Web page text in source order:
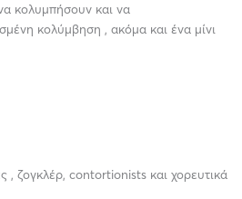
κολυμπήσουν και να
κολύμβηση , ακόμα και ένα μίνι
, ζογκλέρ, contortionists και χορευτικά